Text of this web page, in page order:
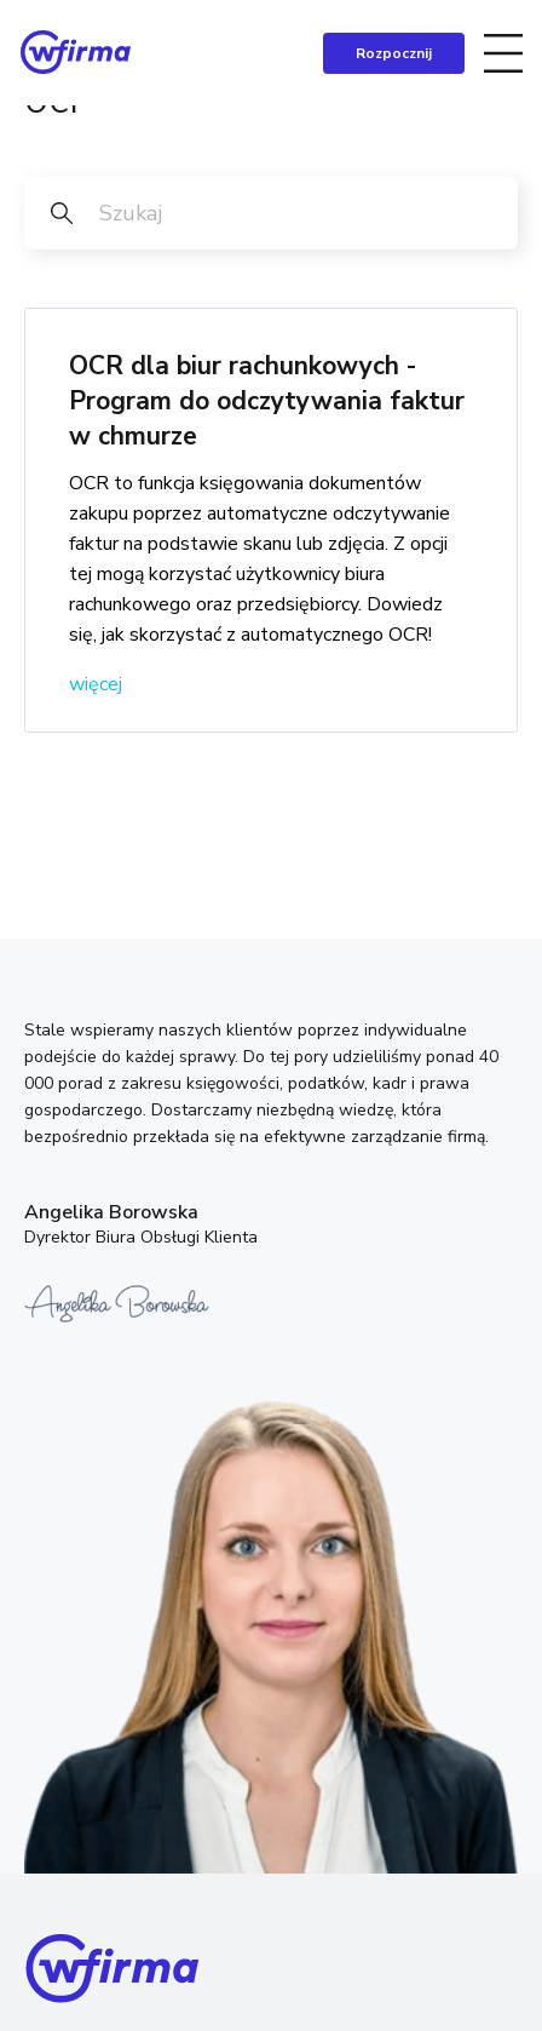
Rozpocznij
ocr
OCR dla biur rachunkowych -
Program do odczytywania faktur
w chmurze
OCR to funkcja księgowania dokumentów
zakupu poprzez automatyczne odczytywanie
faktur na podstawie skanu lub zdjęcia. Z opcji
tej mogą korzystać użytkownicy biura
rachunkowego oraz przedsiębiorcy. Dowiedz
się, jak skorzystać z automatycznego OCR!
więcej
Stale wspieramy naszych klientów poprzez indywidualne
podejście do każdej sprawy. Do tej pory udzieliliśmy ponad 40
000 porad z zakresu księgowości, podatków, kadr i prawa
gospodarczego. Dostarczamy niezbędną wiedzę, która
bezpośrednio przekłada się na efektywne zarządzanie firmą.
Angelika Borowska
Dyrektor Biura Obsługi Klienta